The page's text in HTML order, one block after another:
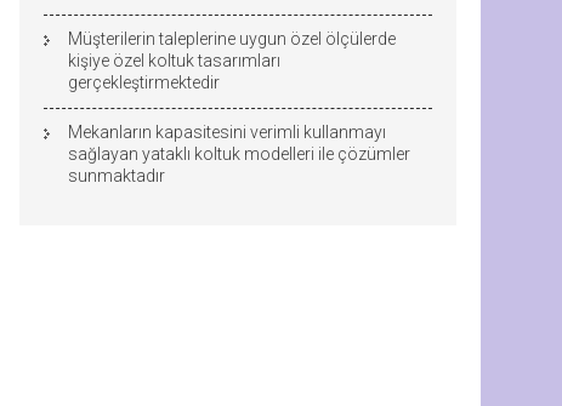
Müşterilerin taleplerine uygun özel ölçülerde
kişiye özel koltuk tasarımları
gerçekleştirmektedir
Mekanların kapasitesini verimli kullanmayı
sağlayan yataklı koltuk modelleri ile çözümler
sunmaktadır